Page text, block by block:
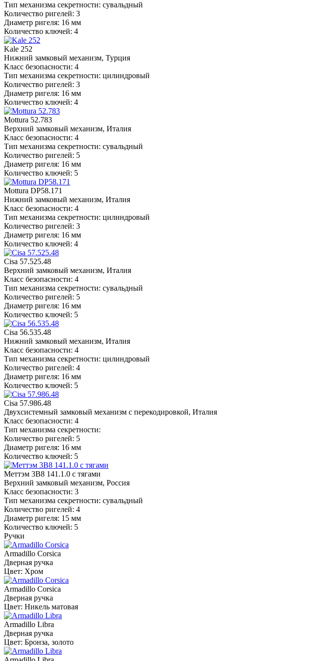
Тип механизма секретности: сувальдный
Количество ригелей: 3
Диаметр ригеля: 16 мм
Количество ключей: 4
Kale 252
Нижний замковый механизм, Турция
Класс безопасности: 4
Тип механизма секретности: цилиндровый
Количество ригелей: 3
Диаметр ригеля: 16 мм
Количество ключей: 4
Mottura 52.783
Верхний замковый механизм, Италия
Класс безопасности: 4
Тип механизма секретности: сувальдный
Количество ригелей: 5
Диаметр ригеля: 16 мм
Количество ключей: 5
Mottura DP58.171
Нижний замковый механизм, Италия
Класс безопасности: 4
Тип механизма секретности: цилиндровый
Количество ригелей: 3
Диаметр ригеля: 16 мм
Количество ключей: 4
Cisa 57.525.48
Верхний замковый механизм, Италия
Класс безопасности: 4
Тип механизма секретности: сувальдный
Количество ригелей: 5
Диаметр ригеля: 16 мм
Количество ключей: 5
Cisa 56.535.48
Нижний замковый механизм, Италия
Класс безопасности: 4
Тип механизма секретности: цилиндровый
Количество ригелей: 4
Диаметр ригеля: 16 мм
Количество ключей: 5
Cisa 57.986.48
Двухсистемный замковый механизм с перекодировкой, Италия
Класс безопасности: 4
Тип механизма секретности:
Количество ригелей: 5
Диаметр ригеля: 16 мм
Количество ключей: 5
Меттэм 3В8 141.1.0 с тягами
Верхний замковый механизм, Россия
Класс безопасности: 3
Тип механизма секретности: сувальдный
Количество ригелей: 4
Диаметр ригеля: 15 мм
Количество ключей: 5
Ручки
Armadillo Corsica
Дверная ручка
Цвет: Хром
Armadillo Corsica
Дверная ручка
Цвет: Никель матовая
Armadillo Libra
Дверная ручка
Цвет: Бронза, золото